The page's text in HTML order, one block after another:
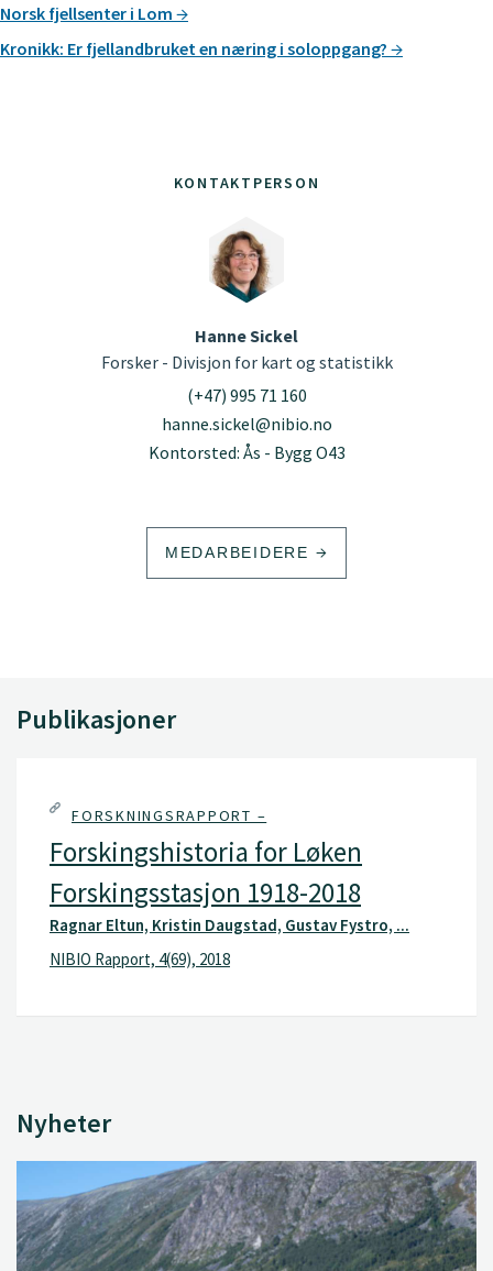
KONTAKTPERSON
Hanne Sickel
Forsker - Divisjon for kart og statistikk
(+47) 995 71 160
hanne.sickel@nibio.no
Kontorsted: Ås - Bygg O43
MEDARBEIDERE
Norsk fjellsenter i Lom
Kronikk: Er fjellandbruket en næring i soloppgang?
Publikasjoner
FORSKNINGSRAPPORT –
Forskingshistoria for Løken
Forskingsstasjon 1918-2018
Ragnar Eltun, Kristin Daugstad, Gustav Fystro, ...
NIBIO Rapport, 4(69), 2018
Nyheter